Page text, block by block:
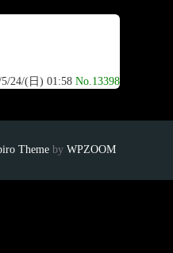
5/24/(日) 01:58 No.13398
Theme by WPZOOM